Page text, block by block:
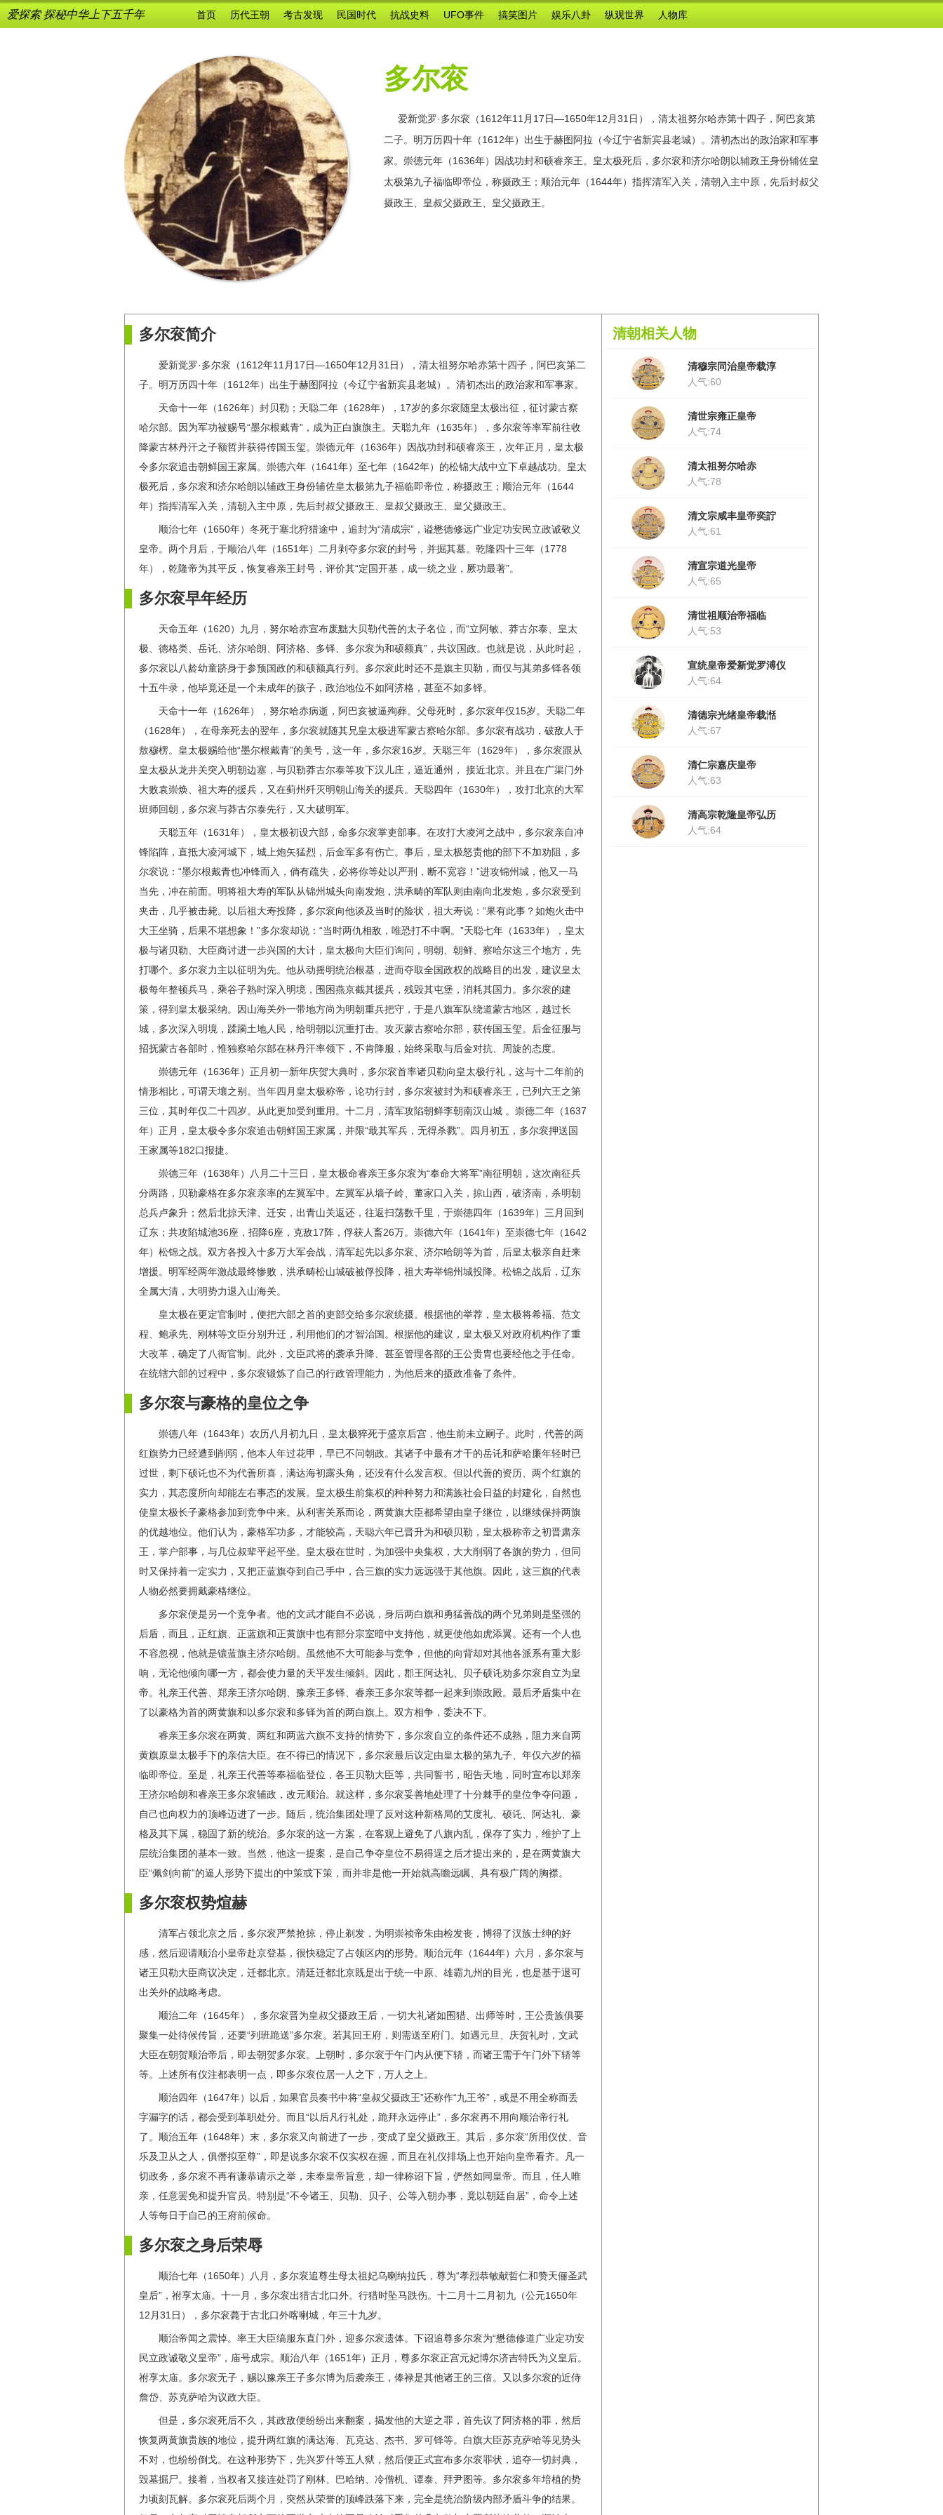
爱探索 探秘中华上下五千年 首页 历代王朝 考古发现 民国时代 抗战史料 UFO事件 搞笑图片 娱乐八卦 纵观世界 人物库
多尔衮
爱新觉罗·多尔衮（1612年11月17日—1650年12月31日），清太祖努尔哈赤第十四子，阿巴亥第
二子。明万历四十年（1612年）出生于赫图阿拉（今辽宁省新宾县老城）。清初杰出的政治家和军事
家。崇德元年（1636年）因战功封和硕睿亲王。皇太极死后，多尔衮和济尔哈朗以辅政王身份辅佐皇
太极第九子福临即帝位，称摄政王；顺治元年（1644年）指挥清军入关，清朝入主中原，先后封叔父
摄政王、皇叔父摄政王、皇父摄政王。
多尔衮简介
爱新觉罗·多尔衮（1612年11月17日—1650年12月31日），清太祖努尔哈赤第十四子，阿巴亥第二
子。明万历四十年（1612年）出生于赫图阿拉（今辽宁省新宾县老城）。清初杰出的政治家和军事家。
天命十一年（1626年）封贝勒；天聪二年（1628年），17岁的多尔衮随皇太极出征，征讨蒙古察
哈尔部。因为军功被赐号“墨尔根戴青”，成为正白旗旗主。天聪九年（1635年），多尔衮等率军前往收
降蒙古林丹汗之子额哲并获得传国玉玺。崇德元年（1636年）因战功封和硕睿亲王，次年正月，皇太极
令多尔衮追击朝鲜国王家属。崇德六年（1641年）至七年（1642年）的松锦大战中立下卓越战功。皇太
极死后，多尔衮和济尔哈朗以辅政王身份辅佐皇太极第九子福临即帝位，称摄政王；顺治元年（1644
年）指挥清军入关，清朝入主中原，先后封叔父摄政王、皇叔父摄政王、皇父摄政王。
顺治七年（1650年）冬死于塞北狩猎途中，追封为“清成宗”，谥懋德修远广业定功安民立政诚敬义
皇帝。两个月后，于顺治八年（1651年）二月剥夺多尔衮的封号，并掘其墓。乾隆四十三年（1778
年），乾隆帝为其平反，恢复睿亲王封号，评价其“定国开基，成一统之业，厥功最著”。
多尔衮早年经历
天命五年（1620）九月，努尔哈赤宣布废黜大贝勒代善的太子名位，而“立阿敏、莽古尔泰、皇太
极、德格类、岳讬、济尔哈朗、阿济格、多铎、多尔衮为和硕额真”，共议国政。也就是说，从此时起，
多尔衮以八龄幼童跻身于参预国政的和硕额真行列。多尔衮此时还不是旗主贝勒，而仅与其弟多铎各领
十五牛录，他毕竟还是一个未成年的孩子，政治地位不如阿济格，甚至不如多铎。
天命十一年（1626年），努尔哈赤病逝，阿巴亥被逼殉葬。父母死时，多尔衮年仅15岁。天聪二年
（1628年），在母亲死去的翌年，多尔衮就随其兄皇太极进军蒙古察哈尔部。多尔衮有战功，破敌人于
敖穆楞。皇太极赐给他“墨尔根戴青”的美号，这一年，多尔衮16岁。天聪三年（1629年），多尔衮跟从
皇太极从龙井关突入明朝边塞，与贝勒莽古尔泰等攻下汉儿庄，逼近通州， 接近北京。并且在广渠门外
大败袁崇焕、祖大寿的援兵，又在蓟州歼灭明朝山海关的援兵。天聪四年（1630年），攻打北京的大军
班师回朝，多尔衮与莽古尔泰先行，又大破明军。
天聪五年（1631年），皇太极初设六部，命多尔衮掌吏部事。在攻打大凌河之战中，多尔衮亲自冲
锋陷阵，直抵大凌河城下，城上炮矢猛烈，后金军多有伤亡。事后，皇太极怒责他的部下不加劝阻，多
尔衮说：“墨尔根戴青也冲锋而入，倘有疏失，必将你等处以严刑，断不宽容！”进攻锦州城，他又一马
当先，冲在前面。明将祖大寿的军队从锦州城头向南发炮，洪承畴的军队则由南向北发炮，多尔衮受到
夹击，几乎被击毙。以后祖大寿投降，多尔衮向他谈及当时的险状，祖大寿说：“果有此事？如炮火击中
大王坐骑，后果不堪想象！”多尔衮却说：“当时两仇相敌，唯恐打不中啊。”天聪七年（1633年），皇太
极与诸贝勒、大臣商讨进一步兴国的大计，皇太极向大臣们询问，明朝、朝鲜、察哈尔这三个地方，先
打哪个。多尔衮力主以征明为先。他从动摇明统治根基，进而夺取全国政权的战略目的出发，建议皇太
极每年整顿兵马，乘谷子熟时深入明境，围困燕京截其援兵，残毁其屯堡，消耗其国力。多尔衮的建
策，得到皇太极采纳。因山海关外一带地方尚为明朝重兵把守，于是八旗军队绕道蒙古地区，越过长
城，多次深入明境，蹂躏土地人民，给明朝以沉重打击。攻灭蒙古察哈尔部，获传国玉玺。后金征服与
招抚蒙古各部时，惟独察哈尔部在林丹汗率领下，不肯降服，始终采取与后金对抗、周旋的态度。
崇德元年（1636年）正月初一新年庆贺大典时，多尔衮首率诸贝勒向皇太极行礼，这与十二年前的
情形相比，可谓天壤之别。当年四月皇太极称帝，论功行封，多尔衮被封为和硕睿亲王，已列六王之第
三位，其时年仅二十四岁。从此更加受到重用。十二月，清军攻陷朝鲜李朝南汉山城 。崇德二年（1637
年）正月，皇太极令多尔衮追击朝鲜国王家属，并限“戢其军兵，无得杀戮”。四月初五，多尔衮押送国
王家属等182口报捷。
崇德三年（1638年）八月二十三日，皇太极命睿亲王多尔衮为“奉命大将军”南征明朝，这次南征兵
分两路，贝勒豪格在多尔衮亲率的左翼军中。左翼军从墙子岭、董家口入关，掠山西，破济南，杀明朝
总兵卢象升；然后北掠天津、迁安，出青山关返还，往返扫荡数千里，于崇德四年（1639年）三月回到
辽东；共攻陷城池36座，招降6座，克敌17阵，俘获人畜26万。崇德六年（1641年）至崇德七年（1642
年）松锦之战。双方各投入十多万大军会战，清军起先以多尔衮、济尔哈朗等为首，后皇太极亲自赶来
增援。明军经两年激战最终惨败，洪承畴松山城破被俘投降，祖大寿举锦州城投降。松锦之战后，辽东
全属大清，大明势力退入山海关。
皇太极在更定官制时，便把六部之首的吏部交给多尔衮统摄。根据他的举荐，皇太极将希福、范文
程、鲍承先、刚林等文臣分别升迁，利用他们的才智治国。根据他的建议，皇太极又对政府机构作了重
大改革，确定了八衙官制。此外，文臣武将的袭承升降、甚至管理各部的王公贵胄也要经他之手任命。
在统辖六部的过程中，多尔衮锻炼了自己的行政管理能力，为他后来的摄政准备了条件。
多尔衮与豪格的皇位之争
崇德八年（1643年）农历八月初九日，皇太极猝死于盛京后宫，他生前未立嗣子。此时，代善的两
红旗势力已经遭到削弱，他本人年过花甲，早已不问朝政。其诸子中最有才干的岳讬和萨哈廉年轻时已
过世，剩下硕讬也不为代善所喜，满达海初露头角，还没有什么发言权。但以代善的资历、两个红旗的
实力，其态度所向却能左右事态的发展。皇太极生前集权的种种努力和满族社会日益的封建化，自然也
使皇太极长子豪格参加到竞争中来。从利害关系而论，两黄旗大臣都希望由皇子继位，以继续保持两旗
的优越地位。他们认为，豪格军功多，才能较高，天聪六年已晋升为和硕贝勒，皇太极称帝之初晋肃亲
王，掌户部事，与几位叔辈平起平坐。皇太极在世时，为加强中央集权，大大削弱了各旗的势力，但同
时又保持着一定实力，又把正蓝旗夺到自己手中，合三旗的实力远远强于其他旗。因此，这三旗的代表
人物必然要拥戴豪格继位。
多尔衮便是另一个竞争者。他的文武才能自不必说，身后两白旗和勇猛善战的两个兄弟则是坚强的
后盾，而且，正红旗、正蓝旗和正黄旗中也有部分宗室暗中支持他，就更使他如虎添翼。还有一个人也
不容忽视，他就是镶蓝旗主济尔哈朗。虽然他不大可能参与竞争，但他的向背却对其他各派系有重大影
响，无论他倾向哪一方，都会使力量的天平发生倾斜。因此，郡王阿达礼、贝子硕讬劝多尔衮自立为皇
帝。礼亲王代善、郑亲王济尔哈朗、豫亲王多铎、睿亲王多尔衮等都一起来到崇政殿。最后矛盾集中在
了以豪格为首的两黄旗和以多尔衮和多铎为首的两白旗上。双方相争，委决不下。
睿亲王多尔衮在两黄、两红和两蓝六旗不支持的情势下，多尔衮自立的条件还不成熟，阻力来自两
黄旗原皇太极手下的亲信大臣。在不得已的情况下，多尔衮最后议定由皇太极的第九子、年仅六岁的福
临即帝位。至是，礼亲王代善等奉福临登位，各王贝勒大臣等，共同誓书，昭告天地，同时宣布以郑亲
王济尔哈朗和睿亲王多尔衮辅政，改元顺治。就这样，多尔衮妥善地处理了十分棘手的皇位争夺问题，
自己也向权力的顶峰迈进了一步。随后，统治集团处理了反对这种新格局的艾度礼、硕讬、阿达礼、豪
格及其下属，稳固了新的统治。多尔衮的这一方案，在客观上避免了八旗内乱，保存了实力，维护了上
层统治集团的基本一致。当然，他这一提案，是自己争夺皇位不易得逞之后才提出来的，是在两黄旗大
臣“佩剑向前”的逼人形势下提出的中策或下策，而并非是他一开始就高瞻远瞩、具有极广阔的胸襟。
多尔衮权势煊赫
清军占领北京之后，多尔衮严禁抢掠，停止剃发，为明崇祯帝朱由检发丧，博得了汉族士绅的好
感，然后迎请顺治小皇帝赴京登基，很快稳定了占领区内的形势。顺治元年（1644年）六月，多尔衮与
诸王贝勒大臣商议决定，迁都北京。清廷迁都北京既是出于统一中原、雄霸九州的目光，也是基于退可
出关外的战略考虑。
顺治二年（1645年），多尔衮晋为皇叔父摄政王后，一切大礼诸如围猎、出师等时，王公贵族俱要
聚集一处待候传旨，还要“列班跪送”多尔衮。若其回王府，则需送至府门。如遇元旦、庆贺礼时，文武
大臣在朝贺顺治帝后，即去朝贺多尔衮。上朝时，多尔衮于午门内从便下轿，而诸王需于午门外下轿等
等。上述所有仪注都表明一点，即多尔衮位居一人之下，万人之上。
顺治四年（1647年）以后，如果官员奏书中将“皇叔父摄政王”还称作“九王爷”，或是不用全称而丢
字漏字的话，都会受到革职处分。而且“以后凡行礼处，跪拜永远停止”，多尔衮再不用向顺治帝行礼
了。顺治五年（1648年）末，多尔衮又向前进了一步，变成了皇父摄政王。其后，多尔衮“所用仪仗、音
乐及卫从之人，俱僭拟至尊”，即是说多尔衮不仅实权在握，而且在礼仪排场上也开始向皇帝看齐。凡一
切政务，多尔衮不再有谦恭请示之举，未奉皇帝旨意，却一律称诏下旨，俨然如同皇帝。而且，任人唯
亲，任意罢免和提升官员。特别是“不令诸王、贝勒、贝子、公等入朝办事，竟以朝廷自居”，命令上述
人等每日于自己的王府前候命。
多尔衮之身后荣辱
顺治七年（1650年）八月，多尔衮追尊生母太祖妃乌喇纳拉氏，尊为“孝烈恭敏献哲仁和赞天俪圣武
皇后”，祔享太庙。十一月，多尔衮出猎古北口外。行猎时坠马跌伤。十二月十二月初九（公元1650年
12月31日），多尔衮薨于古北口外喀喇城，年三十九岁。
顺治帝闻之震悼。率王大臣缟服东直门外，迎多尔衮遗体。下诏追尊多尔衮为“懋德修道广业定功安
民立政诚敬义皇帝”，庙号成宗。顺治八年（1651年）正月，尊多尔衮正宫元妃博尔济吉特氏为义皇后。
祔享太庙。多尔衮无子，赐以豫亲王子多尔博为后袭亲王，俸禄是其他诸王的三倍。又以多尔衮的近侍
詹岱、苏克萨哈为议政大臣。
但是，多尔衮死后不久，其政敌便纷纷出来翻案，揭发他的大逆之罪，首先议了阿济格的罪，然后
恢复两黄旗贵族的地位，提升两红旗的满达海、瓦克达、杰书、罗可铎等。白旗大臣苏克萨哈等见势头
不对，也纷纷倒戈。在这种形势下，先兴罗什等五人狱，然后便正式宣布多尔衮罪状，追夺一切封典，
毁墓掘尸。接着，当权者又接连处罚了刚林、巴哈纳、冷僧机、谭泰、拜尹图等。多尔衮多年培植的势
力顷刻瓦解。多尔衮死后两个月，突然从荣誉的顶峰跌落下来，完全是统治阶级内部矛盾斗争的结果。
清朝相关人物
清穆宗同治皇帝载淳
人气:60
清世宗雍正皇帝
人气:74
清太祖努尔哈赤
人气:78
清文宗咸丰皇帝奕詝
人气:61
清宣宗道光皇帝
人气:65
清世祖顺治帝福临
人气:53
宣统皇帝爱新觉罗溥仪
人气:64
清德宗光绪皇帝载湉
人气:67
清仁宗嘉庆皇帝
人气:63
清高宗乾隆皇帝弘历
人气:64